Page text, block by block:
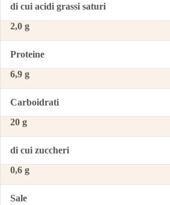
di cui acidi grassi saturi
2,0 g
Proteine
6,9 g
Carboidrati
20 g
di cui zuccheri
0,6 g
Sale